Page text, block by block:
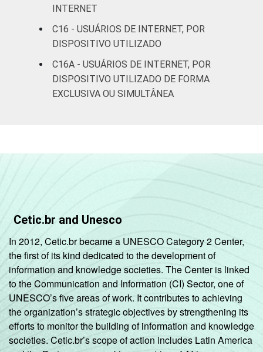
Não tem renda
Não sabe
Não respondeu
B 52
CONDIÇÃO
DE
ATIVIDADE
Na força de trabalho 40
Fora da força de
trabalho
46
Fonte: CGI.br/NIC.br, Centro Regional de
Estudos para o Desenvolvimento da
Sociedade da Informação (Cetic.br),
INTERNET
C16 - USUÁRIOS DE INTERNET, POR
DISPOSITIVO UTILIZADO
C16A - USUÁRIOS DE INTERNET, POR
DISPOSITIVO UTILIZADO DE FORMA
EXCLUSIVA OU SIMULTÂNEA
Cetic.br and Unesco
In 2012, Cetic.br became a UNESCO Category 2 Center,
the first of its kind dedicated to the development of
information and knowledge societies. The Center is linked
to the Communication and Information (CI) Sector, one of
UNESCO’s five areas of work. It contributes to achieving
the organization’s strategic objectives by strengthening its
efforts to monitor the building of information and knowledge
societies. Cetic.br’s scope of action includes Latin America